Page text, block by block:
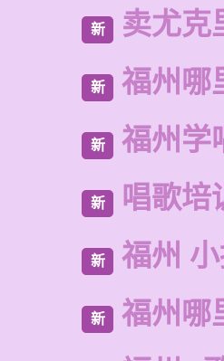
新 卖尤克
新 福州哪
新 福州学
新 唱歌培
新 福州
新
福州哪